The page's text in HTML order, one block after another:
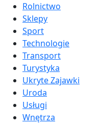
Rolnictwo
Sklepy
Sport
Technologie
Transport
Turystyka
Ukryte Zajawki
Uroda
Usługi
Wnętrza